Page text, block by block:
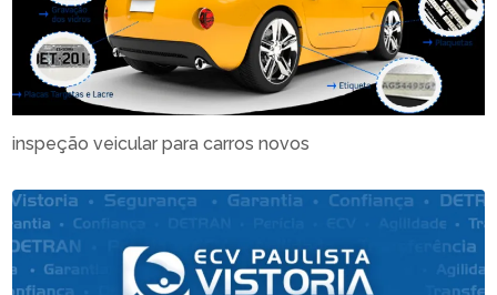
inspeção veicular para carros novos